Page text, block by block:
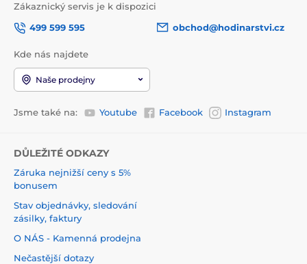
Zákaznický servis je k dispozici
499 599 595
obchod@hodinarstvi.cz
Kde nás najdete
Naše prodejny
Jsme také na: Youtube Facebook Instagram
DŮLEŽITÉ ODKAZY
Záruka nejnižší ceny s 5%
bonusem
Stav objednávky, sledování
zásilky, faktury
O NÁS - Kamenná prodejna
Nečastější dotazy